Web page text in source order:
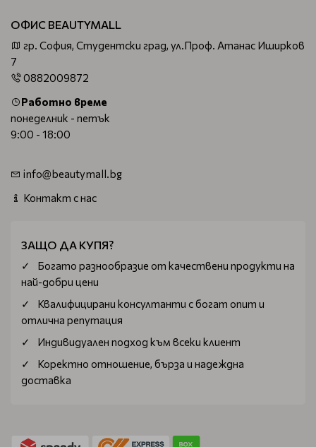
ОФИС BEAUTYMALL
гр. София, Студентски град, ул.Проф. Атанас Иширков
7
0882009872
Работно време
понеделник - петък
9:00 - 18:00
info@beautymall.bg
Контакт с нас
ЗАЩО ДА КУПЯ?
Богатo разнообразие от качествени продукти на
най-добри цени
Квалифицирани консултанти с богат опит и
отлична репутация
Индивидуален подход към всеки клиент
Коректно отношение, бърза и надеждна
доставка